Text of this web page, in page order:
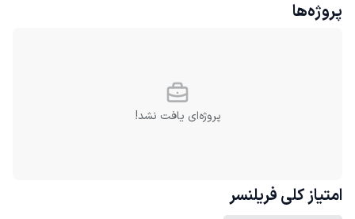
پروژه‌ها
پروژه‌ای یافت نشد!
امتیاز کلی فریلنسر